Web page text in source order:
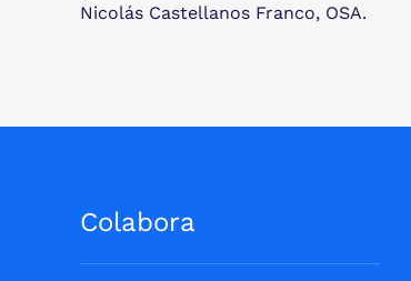
Nicolás Castellanos Franco, OSA.
Colabora